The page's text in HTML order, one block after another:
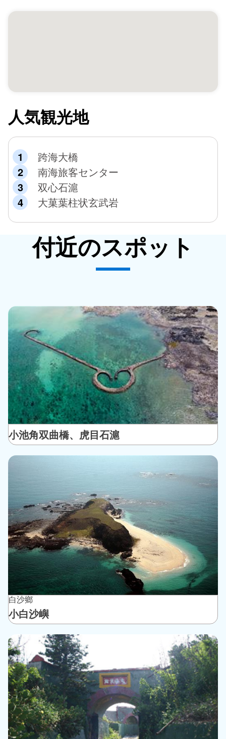
人気観光地
跨海大橋
南海旅客センター
双心石滬
大菓葉柱状玄武岩
付近のスポット
小池角双曲橋、虎目石滬
白沙鄉
小白沙嶼